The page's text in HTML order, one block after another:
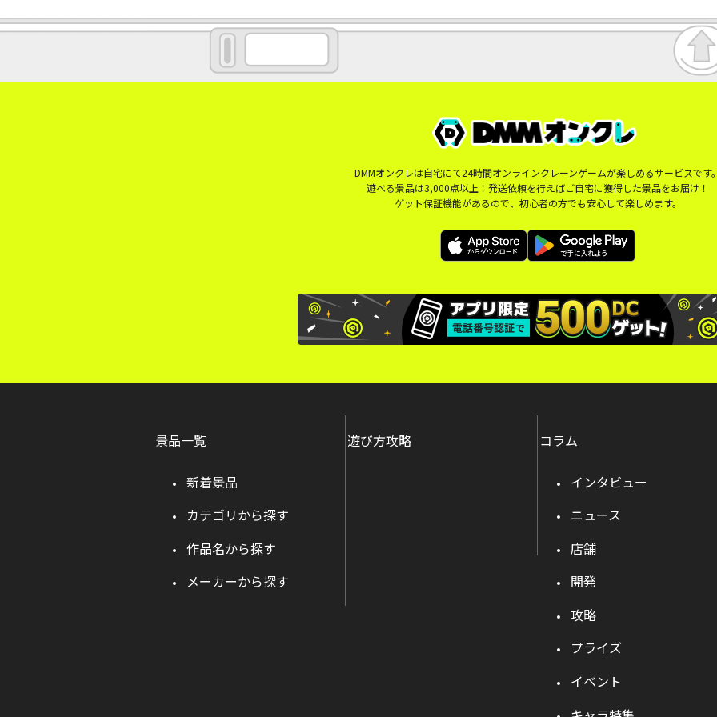
DMMオンクレは自宅にて24時間オンラインクレーンゲームが楽しめるサービスです
遊べる景品は3,000点以上！発送依頼を行えばご自宅に獲得した景品をお届け！
ゲット保証機能があるので、初心者の方でも安心して楽しめます。
景品一覧
新着景品
カテゴリから探す
作品名から探す
メーカーから探す
遊び方攻略 コラム
インタビュー
ニュース
店舗
開発
攻略
プライズ
イベント